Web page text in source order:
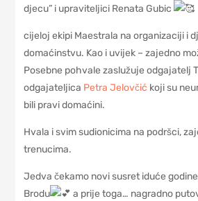
djecu” i upraviteljici Renata Gubic
cijeloj ekipi Maestrala na organizaciji i
domaćinstvu. Kao i uvijek – zajedno
Posebne pohvale zaslužuje odgajatelj
odgajateljica Petra Jelovčić koji su
bili pravi domaćini.
Hvala i svim sudionicima na podršci,
trenucima.
Jedva čekamo novi susret iduće
Brodu
a prije toga… nagradno